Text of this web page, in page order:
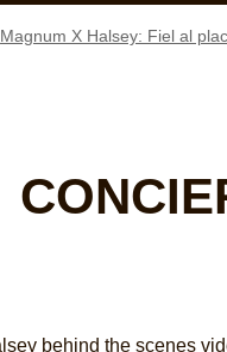
Magnum X Halsey: Fiel al